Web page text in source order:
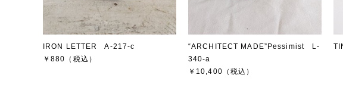
IRON LETTER A-217-c
￥880 （税込）
“ARCHITECT MADE”Pessimist L-
340-a
￥10,400 （税込）